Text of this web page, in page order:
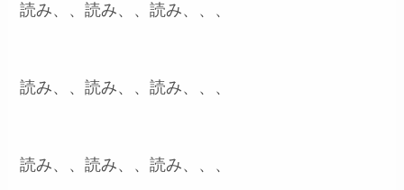
読み、、読み、、読み、、、
読み、、読み、、読み、、、
読み、、読み、、読み、、、